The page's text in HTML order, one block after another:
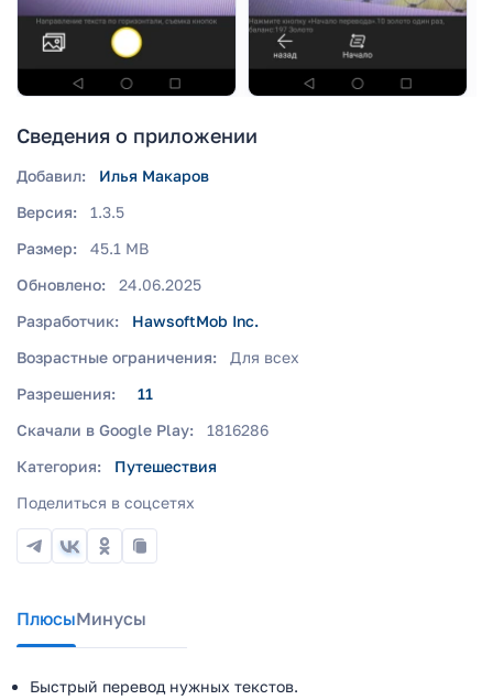
Сведения о приложении
Добавил:
Илья Макаров
Версия:
1.3.5
Размер:
45.1 MB
Обновлено:
24.06.2025
Разработчик:
HawsoftMob Inc.
Возрастные ограничения:
Для всех
Разрешения:
11
Скачали в Google Play:
1816286
Категория:
Путешествия
Поделиться в соцсетях
ПлюсыМинусы
Быстрый перевод нужных текстов.